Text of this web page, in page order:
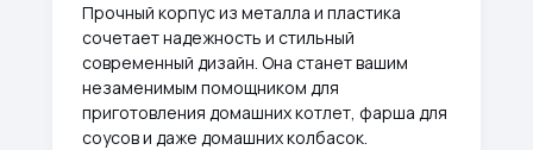
Прочный корпус из металла и пластика
сочетает надежность и стильный
современный дизайн. Она станет вашим
незаменимым помощником для
приготовления домашних котлет, фарша для
соусов и даже домашних колбасок.